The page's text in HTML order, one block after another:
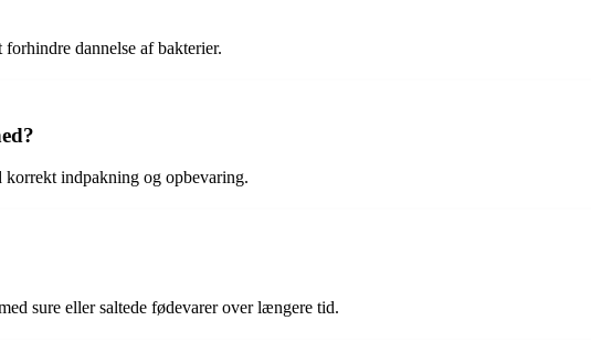
dannelse af bakterier.
indpakning og opbevaring.
sure eller saltede fødevarer over længere tid.